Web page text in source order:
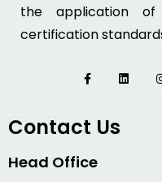
the application
certification
Contact Us
Head Office